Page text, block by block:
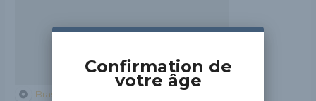
Brasseurs de France
Confirmation de
votre âge